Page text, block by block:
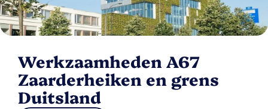
Werkzaamheden A67
Zaarderheiken en grens
Duitsland